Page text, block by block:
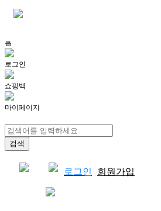
홈
로그인
쇼핑백
마이페이지
로그인 회원가입